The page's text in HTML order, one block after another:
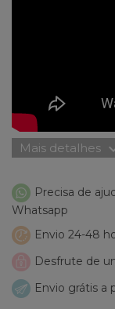
Mais detalhes
Precisa de
Whatsapp
Envio 24-48
Desfrute de
Envio grátis a